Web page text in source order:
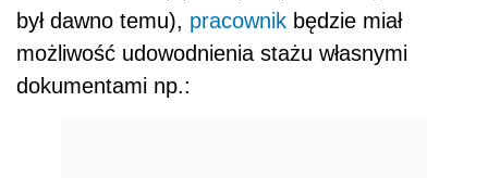
był dawno temu), pracownik będzie miał
możliwość udowodnienia stażu własnymi
dokumentami np.: